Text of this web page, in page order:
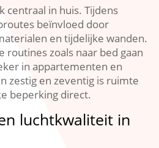
centraal in huis.​ Tijdens
beïnvloed door
en tijdelijke wanden.​
routines zoals naar bed gaan
in appartementen en
zestig en zeventig is ruimte
beperking direct.​
luchtkwaliteit in